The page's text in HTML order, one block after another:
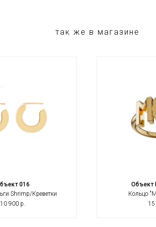
так же в магазине
016
Shrimp/Креветки
10 900 р.
Объект
Кольцо
15